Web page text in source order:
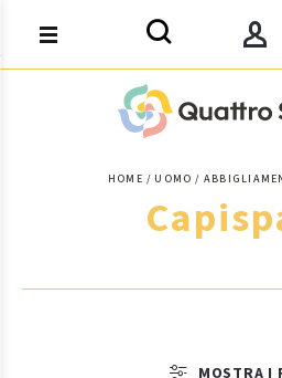
HOME UOMO
MOSTRA I